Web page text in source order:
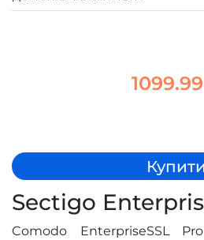
Купити
Sectigo
Comodo EnterpriseSSL